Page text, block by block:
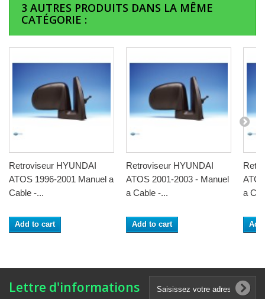
3 AUTRES PRODUITS DANS LA MÊME
CATÉGORIE :
Retroviseur HYUNDAI
ATOS 1996-2001 Manuel a
Cable -...
Add to cart
Retroviseur HYUNDAI
ATOS 2001-2003 - Manuel
a Cable -...
Add to cart
a
Lettre d'informations